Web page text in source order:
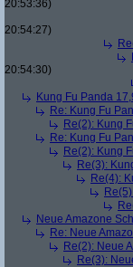
20:53:36)
20:54:27)
20:54:30)
Kung Fu Panda
Re: Kung Fu
Re(2): Kung
Re: Kung Fu
Re(2): Kung
Re(3):
Re(4):
Neue Amazone
Re: Neue
Re(2): Neue
Re(3):